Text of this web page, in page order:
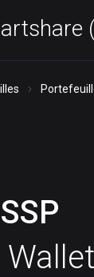
SSP
Wallet